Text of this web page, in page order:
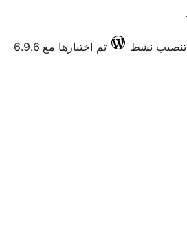
تم اختبارها مع 6.9.6